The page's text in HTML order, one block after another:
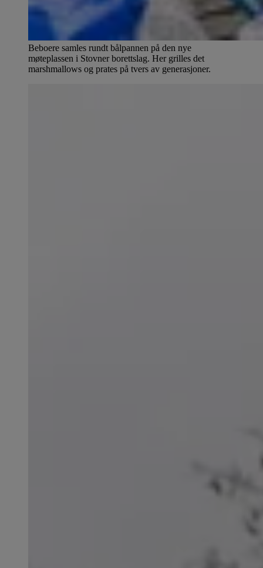
Beboere samles rundt bålpannen på den nye
møteplassen i Stovner borettslag. Her grilles det
marshmallows og prates på tvers av generasjoner.